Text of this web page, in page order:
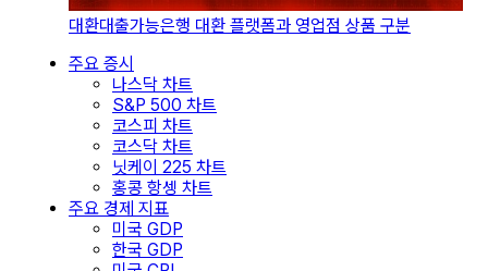
대환대출가능은행 대환 플랫폼과 영업점 상품 구분
주요 증시
나스닥 차트
S&P 500 차트
코스피 차트
코스닥 차트
닛케이 225 차트
홍콩 항셍 차트
주요 경제 지표
미국 GDP
한국 GDP